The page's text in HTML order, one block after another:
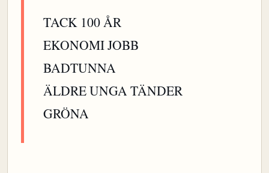
TACK 100 ÅR
EKONOMI JOBB
BADTUNNA
ÄLDRE UNGA TÄNDER
GRÖNA